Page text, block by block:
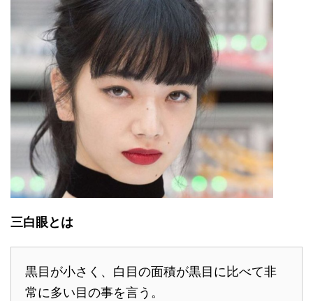
三白眼とは
黒目が小さく、白目の面積が黒目に比べて非
常に多い目の事を言う。